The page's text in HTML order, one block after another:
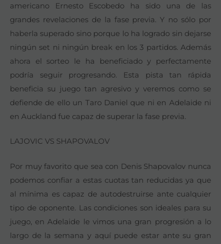
americano Ernesto Escobedo ha sido una de las
grandes revelaciones de la fase previa. Y no sólo por
haberla superado sino porque lo ha logrado sin dejarse
ningún set ni ningún break en los 3 partidos. Además
ahora el sorteo le ha beneficiado y perfectamente
podría seguir progresando. Esta pista tan rápida
beneficia su juego tan agresivo y veremos como se
defiende de ello un Taro Daniel que ni en Adelaide ni
en Auckland fue capaz de superar la fase previa.
LAJOVIC VS SHAPOVALOV
Por muy favorito que sea con Denis Shapovalov nunca
podemos confiar a estas cuotas tan reducidas ya que
al mínima es capaz de autodestruirse ante cualquier
tipo de oponente. Las condiciones son ideales para su
juego, en Adelaide le vimos una gran progresión a lo
largo de la semana y aquí puede estar ante su gran